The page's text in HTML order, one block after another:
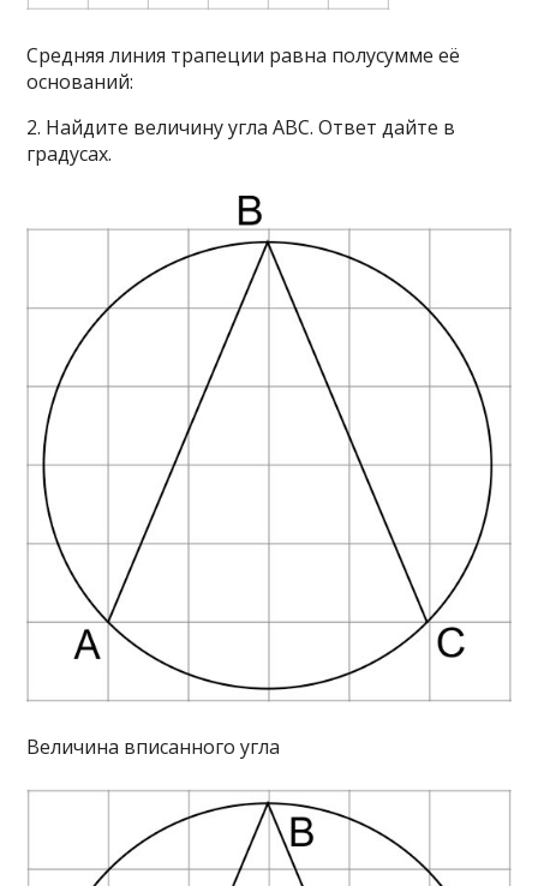
Средняя линия трапеции равна полусумме её
оснований:
2. Найдите величину угла ABC. Ответ дайте в
градусах.
Величина вписанного угла